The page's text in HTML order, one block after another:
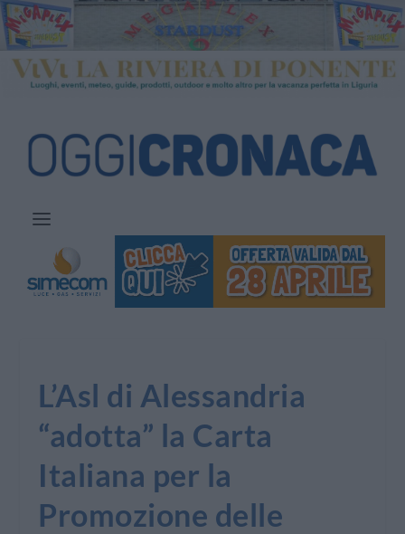
L’Asl di Alessandria
“adotta” la Carta
Italiana per la
Promozione delle